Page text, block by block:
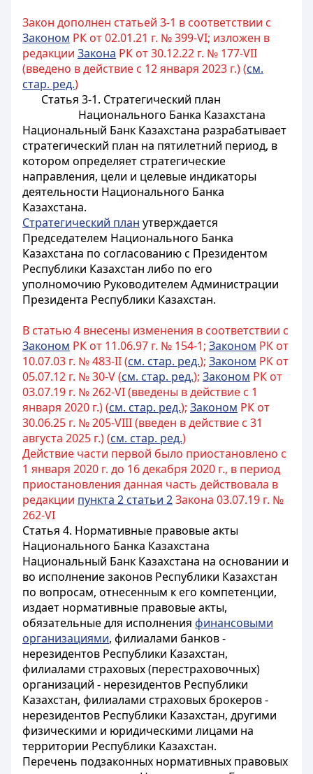
Закон дополнен статьей 3-1 в соответствии с
Законом РК от 02.01.21 г. № 399-VI; изложен в
редакции Закона РК от 30.12.22 г. № 177-VII
(введено в действие с 12 января 2023 г.) (см.
стар. ред.)
Статья 3-1. Стратегический план
Национального Банка Казахстана
Национальный Банк Казахстана разрабатывает
стратегический план на пятилетний период, в
котором определяет стратегические
направления, цели и целевые индикаторы
деятельности Национального Банка
Казахстана.
Стратегический план утверждается
Председателем Национального Банка
Казахстана по согласованию с Президентом
Республики Казахстан либо по его
уполномочию Руководителем Администрации
Президента Республики Казахстан.
В статью 4 внесены изменения в соответствии с
Законом РК от 11.06.97 г. № 154-1; Законом РК от
10.07.03 г. № 483-II (см. стар. ред.); Законом РК от
05.07.12 г. № 30-V (см. стар. ред.); Законом РК от
03.07.19 г. № 262-VI (введены в действие с 1
января 2020 г.) (см. стар. ред.); Законом РК от
30.06.25 г. № 205-VIII (введен в действие с 31
августа 2025 г.) (см. стар. ред.)
Действие части первой было приостановлено с
1 января 2020 г. до 16 декабря 2020 г., в период
приостановления данная часть действовала в
редакции пункта 2 статьи 2Закона 03.07.19 г. №
262-VI
Статья 4. Нормативные правовые акты
Национального Банка Казахстана
Национальный Банк Казахстана на основании и
во исполнение законов Республики Казахстан
по вопросам, отнесенным к его компетенции,
издает нормативные правовые акты,
обязательные для исполнения финансовыми
организациями, филиалами банков -
нерезидентов Республики Казахстан,
филиалами страховых (перестраховочных)
организаций - нерезидентов Республики
Казахстан, филиалами страховых брокеров -
нерезидентов Республики Казахстан, другими
физическими и юридическими лицами на
территории Республики Казахстан.
Перечень подзаконных нормативных правовых